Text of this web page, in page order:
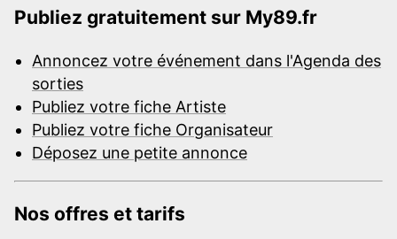
Publiez gratuitement sur My89.fr
Annoncez votre événement dans l'Agenda des
sorties
Publiez votre fiche Artiste
Publiez votre fiche Organisateur
Déposez une petite annonce
Nos offres et tarifs